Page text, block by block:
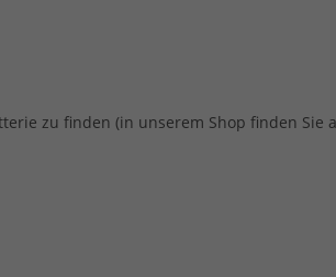
zu finden (in unserem Shop finden Sie